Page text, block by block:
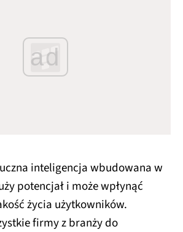
ad
inteligencja wbudowana w
potencjał i może wpłynąć
życia użytkowników.
firmy z branży do